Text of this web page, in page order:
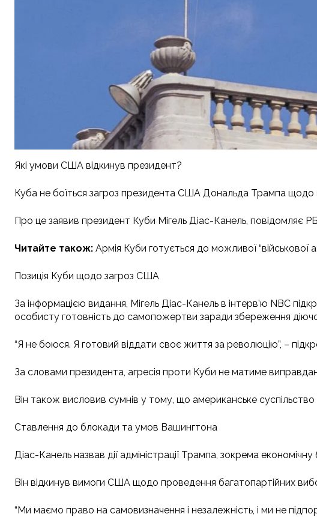
Які умови США відкинув президент?
Куба не боїться загроз президента США Дональда Трампа щодо
Про це заявив президент Куби Мігель Діас-Канель, повідомляє
Читайте також: Армія Куби готується до можливої “військової
Позиція Куби щодо загроз США
За інформацією видання, Мігель Діас-Канель в інтерв’ю NBC
особисту готовність до самопожертви заради збереження
“Я не боюся. Я готовий віддати своє життя за революцію”, –
За словами президента, агресія проти Куби не матиме
Він також висловив сумнів у тому, що американське
Ставлення до блокади та умов Вашингтона
Діас-Канель назвав дії адміністрації Трампа, зокрема
Він відкинув вимоги США щодо проведення багатопартійних
“Ми маємо право на самовизначення і незалежність, і ми не